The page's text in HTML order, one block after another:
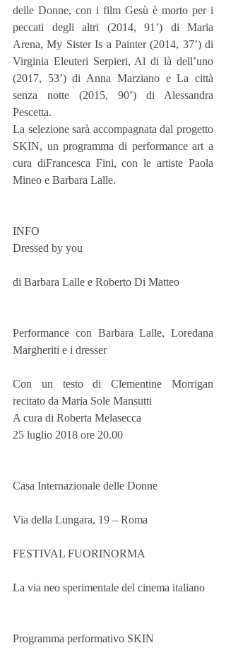
delle Donne, con i film Gesù è morto per i
peccati degli altri (2014, 91’) di Maria
Arena, My Sister Is a Painter (2014, 37’) di
Virginia Eleuteri Serpieri, Al di là dell’uno
(2017, 53’) di Anna Marziano e La città
senza notte (2015, 90’) di Alessandra
Pescetta.
La selezione sarà accompagnata dal progetto
SKIN, un programma di performance art a
cura diFrancesca Fini, con le artiste Paola
Mineo e Barbara Lalle.
INFO
Dressed by you
di Barbara Lalle e Roberto Di Matteo
Performance con Barbara Lalle, Loredana
Margheriti e i dresser
Con un testo di Clementine Morrigan
recitato da Maria Sole Mansutti
A cura di Roberta Melasecca
25 luglio 2018 ore 20.00
Casa Internazionale delle Donne
Via della Lungara, 19 – Roma
FESTIVAL FUORINORMA
La via neo sperimentale del cinema italiano
Programma performativo SKIN